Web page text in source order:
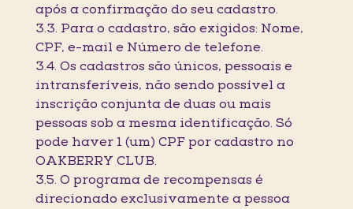
após a confirmação do seu cadastro.
3.3. Para o cadastro, são exigidos: Nome,
CPF, e-mail e Número de telefone.
3.4. Os cadastros são únicos, pessoais e
intransferíveis, não sendo possível a
inscrição conjunta de duas ou mais
pessoas sob a mesma identificação. Só
pode haver 1 (um) CPF por cadastro no
OAKBERRY CLUB.
3.5. O programa de recompensas é
direcionado exclusivamente a pessoa